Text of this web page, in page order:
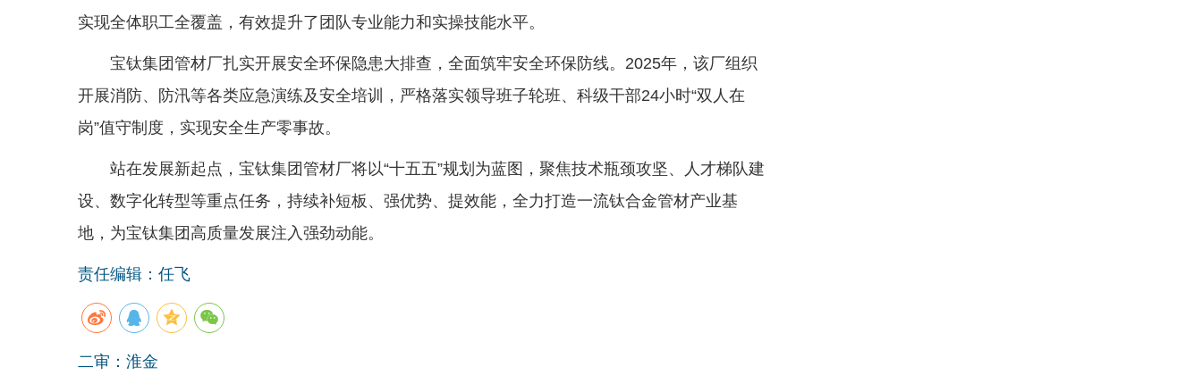
实现全体职工全覆盖，有效提升了团队专业能力和实操技能水平。
宝钛集团管材厂扎实开展安全环保隐患大排查，全面筑牢安全环保防线。2025年，该厂组织
开展消防、防汛等各类应急演练及安全培训，严格落实领导班子轮班、科级干部24小时“双人在
岗”值守制度，实现安全生产零事故。
站在发展新起点，宝钛集团管材厂将以“十五五”规划为蓝图，聚焦技术瓶颈攻坚、人才梯队建
设、数字化转型等重点任务，持续补短板、强优势、提效能，全力打造一流钛合金管材产业基
地，为宝钛集团高质量发展注入强劲动能。
责任编辑：任飞
二审：淮金